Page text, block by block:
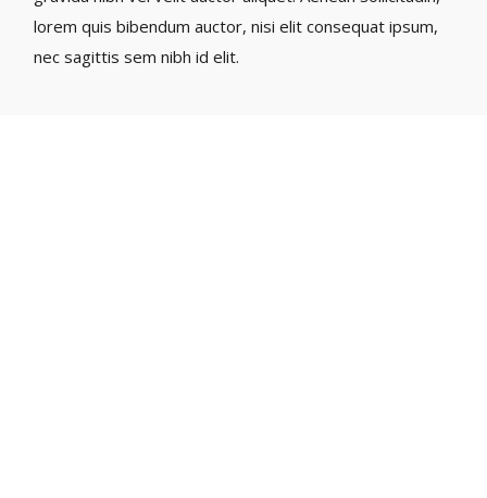
lorem quis bibendum auctor, nisi elit consequat ipsum,
nec sagittis sem nibh id elit.